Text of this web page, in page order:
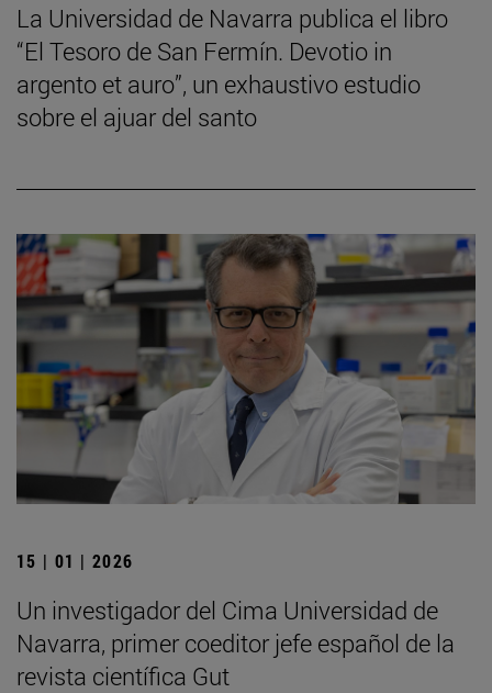
La Universidad de Navarra publica el libro
“El Tesoro de San Fermín. Devotio in
argento et auro”, un exhaustivo estudio
sobre el ajuar del santo
15 | 01 | 2026
Un investigador del Cima Universidad de
Navarra, primer coeditor jefe español de la
revista científica Gut